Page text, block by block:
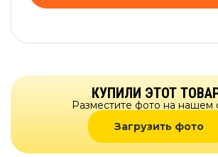
КУПИЛИ ЭТОТ
Разместите фото на нашем
Загрузить фото